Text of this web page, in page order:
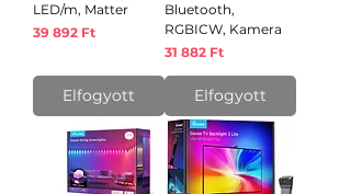
LED/m, Matter
Ár
39 892 Ft
Elfogyott
Bluetooth,
RGBICW, Kamera
Ár
31 882 Ft
Elfogyott